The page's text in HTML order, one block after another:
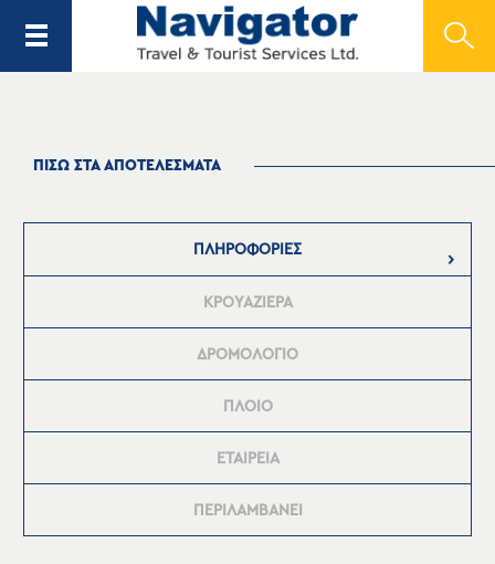
ΠΙΣΩ ΣΤΑ ΑΠΟΤΕΛΕΣΜΑΤΑ
ΠΛΗΡΟΦΟΡΙΕΣ
ΚΡΟΥΑΖΙΕΡΑ
ΔΡΟΜΟΛΟΓΙΟ
ΠΛΟΙΟ
ΕΤΑΙΡΕΙΑ
ΠΕΡΙΛΑΜΒΑΝΕΙ